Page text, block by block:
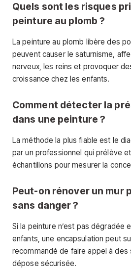
Quels sont les risques
peinture au plomb ?
La peinture au plomb libère des
peuvent causer le saturnisme,
nerveux, les reins et provoquer
croissance chez les enfants.
Comment détecter la
dans une peinture ?
La méthode la plus fiable est le
par un professionnel qui prélève
échantillons pour mesurer la
Peut-on rénover un mur
sans danger ?
Si la peinture n’est pas dégradée
enfants, une encapsulation peut
recommandé de faire appel à des
dépose sécurisée.